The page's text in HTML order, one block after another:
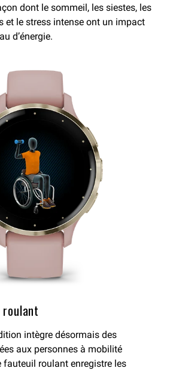
dont le sommeil, les siestes, les
et le stress intense ont un impact
d’énergie.
intègre désormais des
aux personnes à mobilité
fauteuil roulant enregistre les